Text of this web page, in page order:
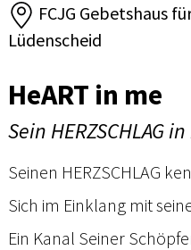
FCJG Gebetshaus
Lüdenscheid
HeART in me
Sein HERZSCHLAG
Seinen HERZSCHLAG
Sich im Einklang mit
Ein Kanal Seiner